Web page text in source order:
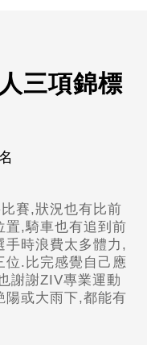
三項錦標
賽,狀況也有比前
置,騎車也有追到前
手時浪費太多體力,
位.比完感覺自己應
謝謝ZIV專業運動
陽或大雨下,都能有